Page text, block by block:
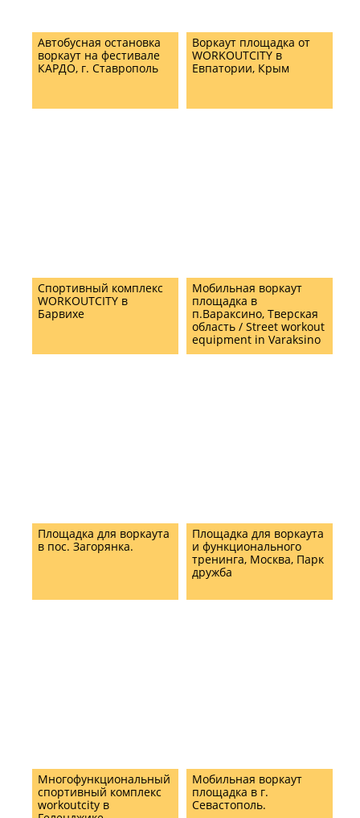
Автобусная остановка
воркаут на фестивале
КАРДО, г. Ставрополь
Воркаут площадка от
WORKOUTCITY в
Евпатории, Крым
Спортивный комплекс
WORKOUTCITY в
Барвихе
Мобильная воркаут
площадка в
п.Вараксино, Тверская
область / Street workout
equipment in Varaksino
Площадка для воркаута
в пос. Загорянка.
Площадка для воркаута
и функционального
тренинга, Москва, Парк
дружба
Многофункциональный
спортивный комплекс
workoutcity в
Мобильная воркаут
площадка в г.
Севастополь.